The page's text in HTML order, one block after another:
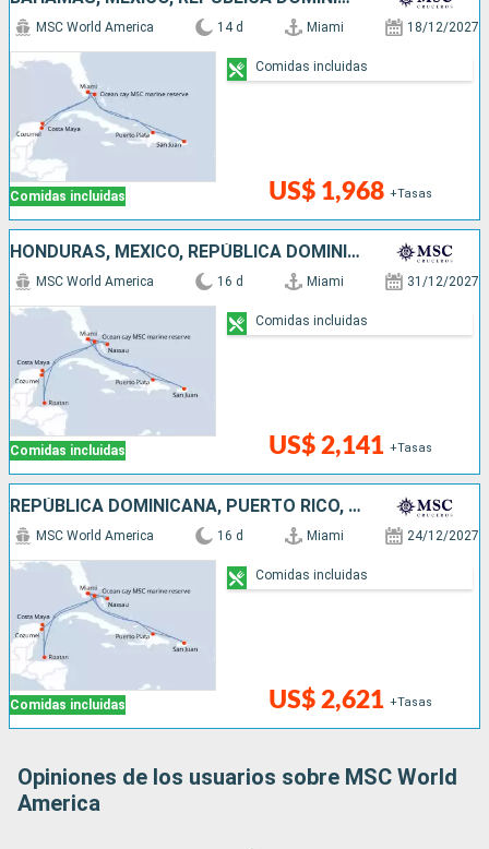
Comidas incluidas
MSC World America 14 d Miami 18/12/2027
US$ 1,968 +Tasas
Comidas incluidas
HONDURAS, MÉXICO, REPÚBLICA DOMINICANA, PUERTO RICO, BAHAMAS, ESTADOS UNIDOS
Comidas incluidas
MSC World America 16 d Miami 31/12/2027
US$ 2,141 +Tasas
Comidas incluidas
REPÚBLICA DOMINICANA, PUERTO RICO, BAHAMAS, HONDURAS, MÉXICO, ESTADOS UNIDOS
Comidas incluidas
MSC World America 16 d Miami 24/12/2027
US$ 2,621 +Tasas
Comidas incluidas
Opiniones de los usuarios sobre MSC World
America